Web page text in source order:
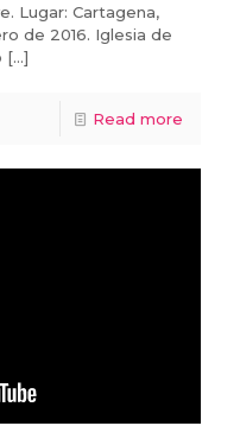
Lugar: Cartagena,
de 2016. Iglesia de
[…]
Read more